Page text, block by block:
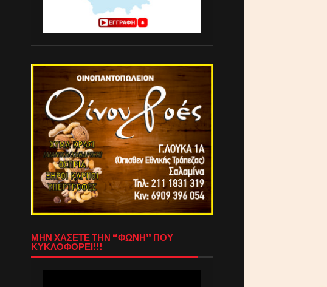
ΜΗΝ ΧΑΣΕΤΕ ΤΗΝ “ΦΩΝΗ” ΠΟΥ
ΚΥΚΛΟΦΟΡΕΙ!!!